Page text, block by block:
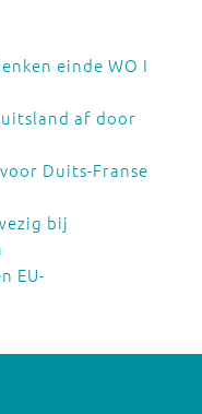
einde WO I
af door
Duits-Franse
bij
EU-